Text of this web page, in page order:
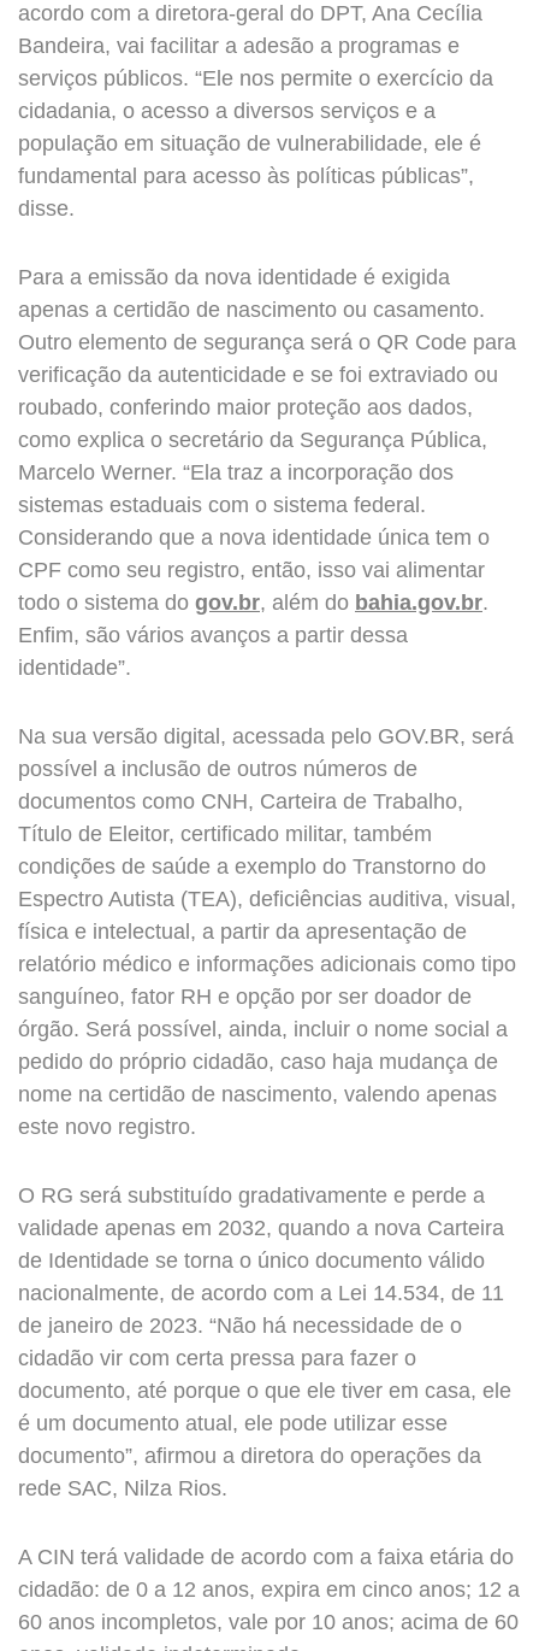
acordo com a diretora-geral do DPT, Ana Cecília
Bandeira, vai facilitar a adesão a programas e
serviços públicos. “Ele nos permite o exercício da
cidadania, o acesso a diversos serviços e a
população em situação de vulnerabilidade, ele é
fundamental para acesso às políticas públicas”,
disse.
Para a emissão da nova identidade é exigida
apenas a certidão de nascimento ou casamento.
Outro elemento de segurança será o QR Code para
verificação da autenticidade e se foi extraviado ou
roubado, conferindo maior proteção aos dados,
como explica o secretário da Segurança Pública,
Marcelo Werner. “Ela traz a incorporação dos
sistemas estaduais com o sistema federal.
Considerando que a nova identidade única tem o
CPF como seu registro, então, isso vai alimentar
todo o sistema do gov.br, além do bahia.gov.br.
Enfim, são vários avanços a partir dessa
identidade”.
Na sua versão digital, acessada pelo GOV.BR, será
possível a inclusão de outros números de
documentos como CNH, Carteira de Trabalho,
Título de Eleitor, certificado militar, também
condições de saúde a exemplo do Transtorno do
Espectro Autista (TEA), deficiências auditiva, visual,
física e intelectual, a partir da apresentação de
relatório médico e informações adicionais como tipo
sanguíneo, fator RH e opção por ser doador de
órgão. Será possível, ainda, incluir o nome social a
pedido do próprio cidadão, caso haja mudança de
nome na certidão de nascimento, valendo apenas
este novo registro.
O RG será substituído gradativamente e perde a
validade apenas em 2032, quando a nova Carteira
de Identidade se torna o único documento válido
nacionalmente, de acordo com a Lei 14.534, de 11
de janeiro de 2023. “Não há necessidade de o
cidadão vir com certa pressa para fazer o
documento, até porque o que ele tiver em casa, ele
é um documento atual, ele pode utilizar esse
documento”, afirmou a diretora do operações da
rede SAC, Nilza Rios.
A CIN terá validade de acordo com a faixa etária do
cidadão: de 0 a 12 anos, expira em cinco anos; 12 a
60 anos incompletos, vale por 10 anos; acima de 60